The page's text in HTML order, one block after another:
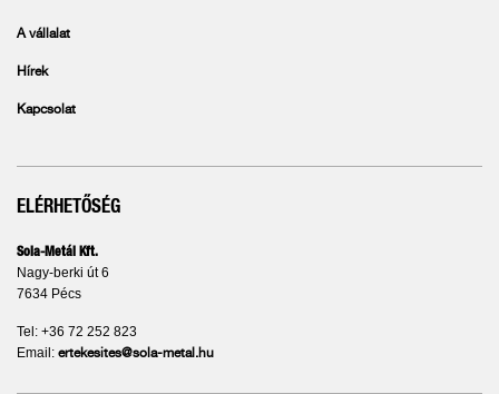
A vállalat
Hírek
Kapcsolat
ELÉRHETŐSÉG
Sola-Metál Kft.
Nagy-berki út 6
7634 Pécs
Tel: +36 72 252 823
Email: ertekesites@sola-metal.hu